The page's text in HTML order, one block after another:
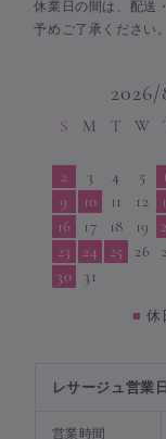
休業日の間は、配送
予めご了承ください。
2026/
S M T W
2
3 4 5
9
10 11 12
16
17 18 19
23
24 25 26
30
31
■ 休
レサージュ営業日
営業時間